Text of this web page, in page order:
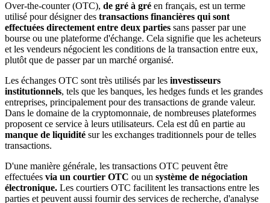
Over-the-counter (OTC), de gré à gré en français, est un terme
utilisé pour désigner des transactions financières qui sont
effectuées directement entre deux parties sans passer par une
bourse ou une plateforme d'échange. Cela signifie que les acheteurs
et les vendeurs négocient les conditions de la transaction entre eux,
plutôt que de passer par un marché organisé.
Les échanges OTC sont très utilisés par les investisseurs
institutionnels, tels que les banques, les hedges funds et les grandes
entreprises, principalement pour des transactions de grande valeur.
Dans le domaine de la cryptomonnaie, de nombreuses plateformes
proposent ce service à leurs utilisateurs. Cela est dû en partie au
manque de liquidité sur les exchanges traditionnels pour de telles
transactions.
D'une manière générale, les transactions OTC peuvent être
effectuées via un courtier OTC ou un système de négociation
électronique. Les courtiers OTC facilitent les transactions entre les
parties et peuvent aussi fournir des services de recherche, d'analyse